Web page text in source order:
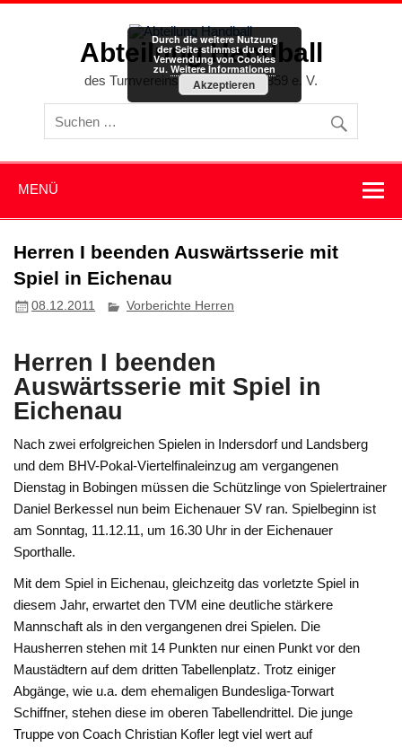
Zum
Abteilung Handball
des Turnvereins Memmingen 1859 e. V.
MENÜ
Herren I beenden Auswärtsserie mit
Spiel in Eichenau
08.12.2011 Vorberichte Herren
Herren I beenden
Auswärtsserie mit Spiel in
Eichenau
Nach zwei erfolgreichen Spielen in Indersdorf und Landsberg
und dem BHV-Pokal-Viertelfinaleinzug am vergangenen
Dienstag in Bobingen müssen die Schützlinge von Spielertrainer
Daniel Berkessel nun beim Eichenauer SV ran. Spielbeginn ist
am Sonntag, 11.12.11, um 16.30 Uhr in der Eichenauer
Sporthalle.
Mit dem Spiel in Eichenau, gleichzeitg das vorletzte Spiel in
diesem Jahr, erwartet den TVM eine deutliche stärkere
Mannschaft als in den vergangenen drei Spielen. Die
Hausherren stehen mit 14 Punkten nur einen Punkt vor den
Maustädtern auf dem dritten Tabellenplatz. Trotz einiger
Abgänge, wie u.a. dem ehemaligen Bundesliga-Torwart
Schiffner, stehen diese im oberen Tabellendrittel. Die junge
Truppe von Coach Christian Kofler legt viel wert auf
Durch die weitere Nutzung
der Seite stimmst du der
Verwendung von Cookies
zu. Weitere Informationen
Akzeptieren